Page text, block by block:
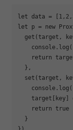
let data = [ 1 , 2 ,
let p = new
get(target,
console .log(
return
  },
set(target,
console .log(
target[key]
return
true
  }